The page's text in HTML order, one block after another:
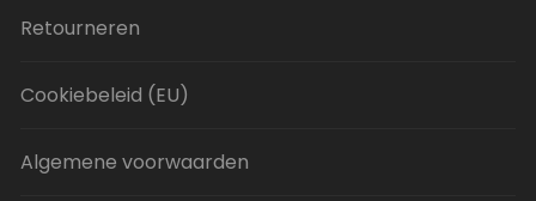
Retourneren
Cookiebeleid (EU)
Algemene voorwaarden